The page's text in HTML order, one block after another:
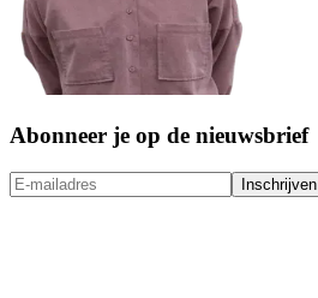
Abonneer je op de nieuwsbrief
Inschrijven